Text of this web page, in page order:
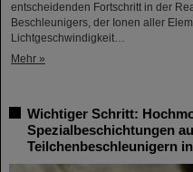
entscheidenden Fortschritt in der
Beschleunigers, der Ionen aller
Lichtgeschwindigkeit…
Mehr »
Wichtiger Schritt:
Spezialbeschichtungen
Teilchenbeschleunigern